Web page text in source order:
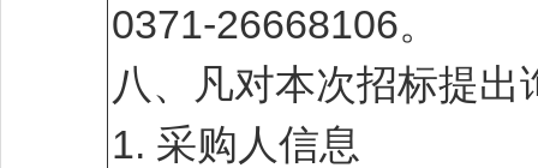
0371-26668106。
八、凡对本次招标提
1. 采购人信息